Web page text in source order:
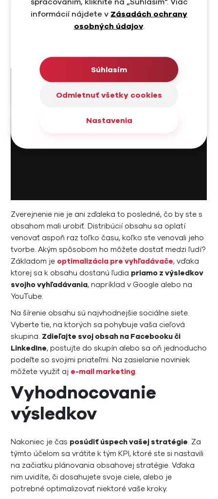
písať obsahovo hodnotné článkyaako tvoriť
evergreen content.
Zverejnenie nie je ani zďaleka to posledné, čo by ste s
obsahom mali urobiť. Distribúcií obsahu sa oplatí
venovať aspoň raz toľko času, koľko ste venovali jeho
tvorbe. Akým spôsobom ho môžete dostať medzi ľudí?
Základom je optimalizácia pre vyhľadávače, vďaka
ktorej sa k obsahu dostanú ľudia priamo z výsledkov
svojho vyhľadávania, napríklad v Google alebo na
YouTube.
Na šírenie obsahu sú najvhodnejšie sociálne siete.
Vyberte tie, na ktorých sa pohybuje vaša cieľová
skupina. Zdieľajte svoj obsah na Facebooku či
LinkedIne, postujte do skupín alebo sa oň jednoducho
podeľte so svojimi priateľmi. Na zasielanie noviniek
môžete využiť aj e-mail marketing.
Vyhodnocovanie
výsledkov
Nakoniec je čas posúdiť úspech vašej stratégie. Za
týmto účelom sa vrátite k tým KPI, ktoré ste si nastavili
na začiatku plánovania obsahovej stratégie. Vďaka
nim uvidíte, či dosahujete svoje ciele, alebo je
potrebné optimalizovať niektoré vaše kroky.
informácií nájdete vZásadách ochrany
osobných údajov.
Súhlasím
Odmietnuť všetky cookies
Nastavenia